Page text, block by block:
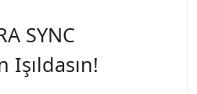
SYNC
Işıldasın!